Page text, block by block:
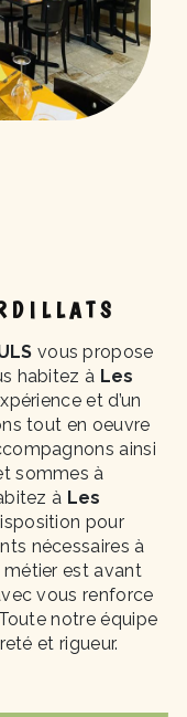
vous propose
habitez à Les
et d’un
tout en oeuvre
ainsi
sommes à
à Les
pour
nécessaires à
métier est avant
vous renforce
notre équipe
et rigueur.